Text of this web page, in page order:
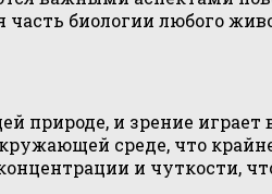
биологии любого
и зрение играет
среде, что
и чуткости,